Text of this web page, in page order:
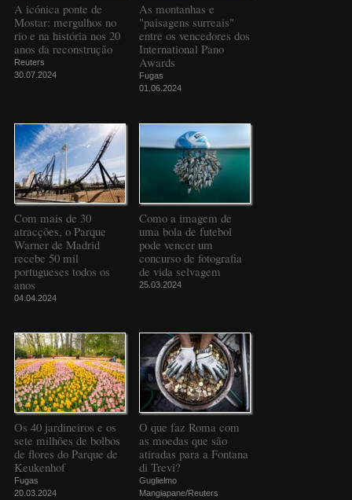
A icónica ponte de
Mostar: mergulhos no
rio e na história nos 20
anos da reconstrução
Reuters
30.07.2024
As montanhas e
"paisagens surreais"
entre os vencedores dos
International Pano
Awards
Fugas
01.06.2024
Com mais de 30
atracções, o Parque
Warner de Madrid
recebe 50 mil
portugueses todos os
anos
04.04.2024
Como a imagem de
uma bola de futebol
pode vencer um
concurso de fotografia
de vida selvagem
25.03.2024
Os 40 jardineiros e os
sete milhões de bolbos
de flores do Parque de
Keukenhof
Fugas
20.03.2024
O que faz Roma com
as moedas que são
atiradas para a Fontana
di Trevi?
Guglielmo
Mangiapane/Reuters